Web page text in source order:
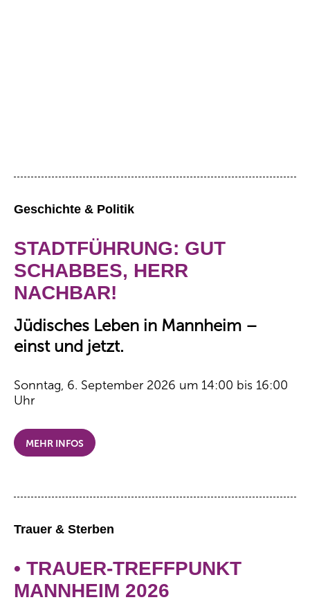
Geschichte & Politik
STADTFÜHRUNG: GUT
SCHABBES, HERR
NACHBAR!
Jüdisches Leben in Mannheim –
einst und jetzt.
Sonntag, 6. September 2026 um 14:00 bis 16:00
Uhr
MEHR INFOS
Trauer & Sterben
• TRAUER-TREFFPUNKT
MANNHEIM 2026